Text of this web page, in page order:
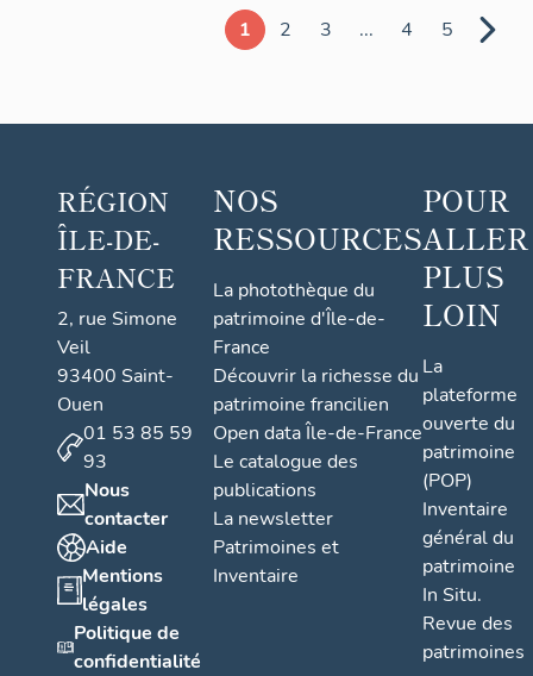
1 2 3 ... 4 5
RÉGION
ÎLE-DE-
FRANCE
2, rue Simone
Veil
93400 Saint-
Ouen
01 53 85 59
93
Nous
contacter
Aide
Mentions
légales
Politique de
confidentialité
NOS
RESSOURCES
La photothèque du
patrimoine d'Île-de-
France
Découvrir la richesse du
patrimoine francilien
Open data Île-de-France
Le catalogue des
publications
La newsletter
Patrimoines et
Inventaire
POUR
ALLER
PLUS
LOIN
La
plateforme
ouverte du
patrimoine
(POP)
Inventaire
général du
patrimoine
In Situ.
Revue des
patrimoines